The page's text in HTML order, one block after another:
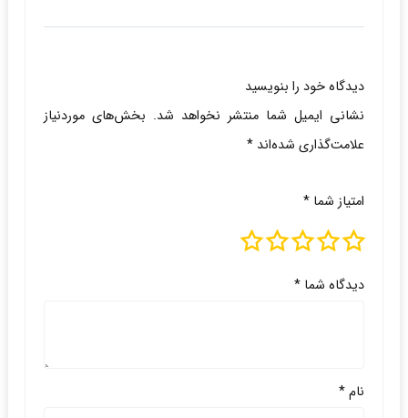
دیدگاه خود را بنویسید
نشانی ایمیل شما منتشر نخواهد شد. بخش‌های موردنیاز
علامت‌گذاری شده‌اند *
امتیاز شما *
دیدگاه شما *
نام*